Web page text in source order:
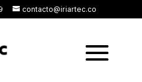
contacto@iriartec.co